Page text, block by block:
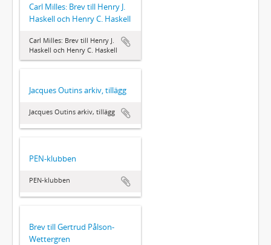
Carl Milles: Brev till Henry J.
Haskell och Henry C. Haskell
Carl Milles: Brev till Henry J.
Haskell och Henry C. Haskell
Jacques Outins arkiv, tillägg
Jacques Outins arkiv, tillägg
PEN-klubben
PEN-klubben
Brev till Gertrud Pålson-
Wettergren